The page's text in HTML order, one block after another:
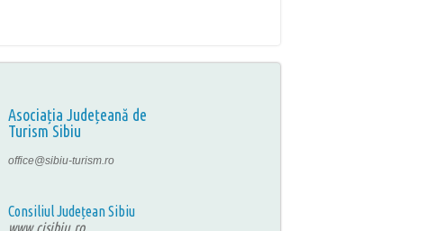
Asociația Județeană de
Turism Sibiu
office@sibiu-turism.ro
Consiliul Județean Sibiu
www.cjsibiu.ro